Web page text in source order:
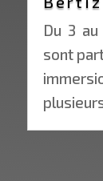
Du 3
sont